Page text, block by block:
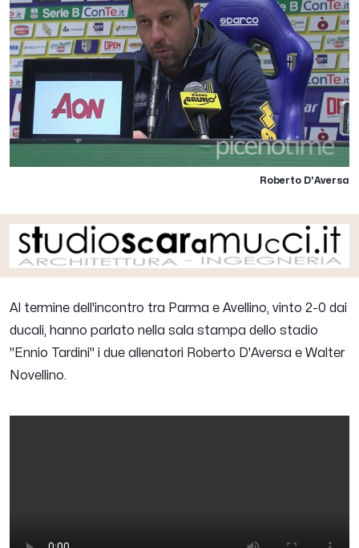
Roberto D'Aversa
Al termine dell'incontro tra Parma e Avellino, vinto 2-0 dai
ducali, hanno parlato nella sala stampa dello stadio
"Ennio Tardini" i due allenatori Roberto D'Aversa e Walter
Novellino.